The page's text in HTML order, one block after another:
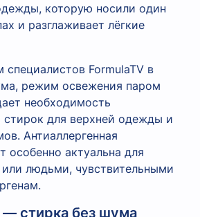
которую носили один
и разглаживает лёгкие
FormulaTV в
режим освежения паром
необходимость
для верхней одежды и
Антиаллергенная
особенно актуальна для
людьми, чувствительными
— стирка без шума